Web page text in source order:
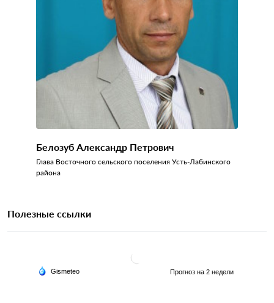
Белозуб Александр Петрович
Глава Восточного сельского поселения Усть-Лабинского
района
Полезные ссылки